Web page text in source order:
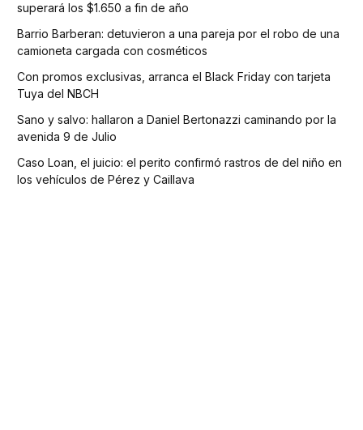
superará los $1.650 a fin de año
Barrio Barberan: detuvieron a una pareja por el robo de una
camioneta cargada con cosméticos
Con promos exclusivas, arranca el Black Friday con tarjeta
Tuya del NBCH
Sano y salvo: hallaron a Daniel Bertonazzi caminando por la
avenida 9 de Julio
Caso Loan, el juicio: el perito confirmó rastros de del niño en
los vehículos de Pérez y Caillava